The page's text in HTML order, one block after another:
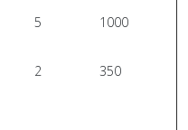
5 1000
2 350